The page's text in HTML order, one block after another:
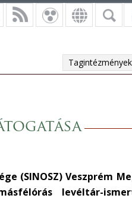
Tagintézmények
(SINOSZ) Veszprém
levéltár-